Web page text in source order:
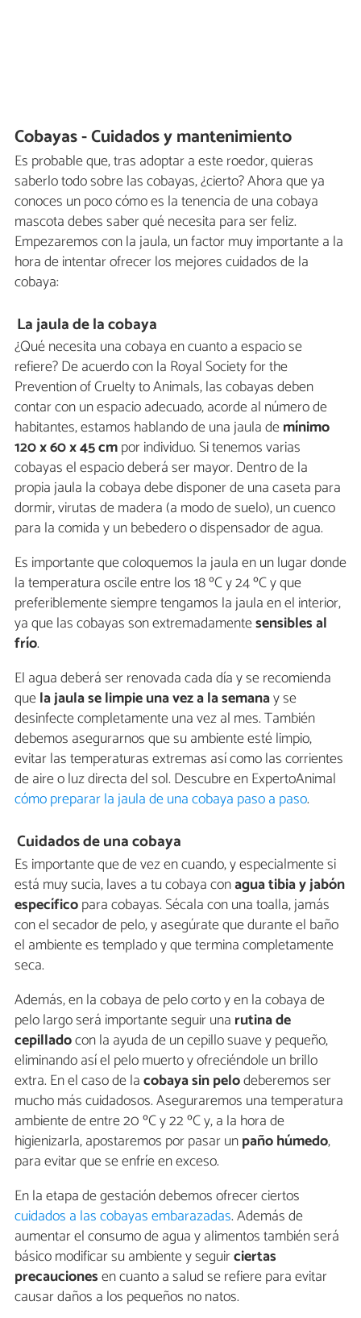
Cobayas - Cuidados y mantenimiento
Es probable que, tras adoptar a este roedor, quieras
saberlo todo sobre las cobayas, ¿cierto? Ahora que ya
conoces un poco cómo es la tenencia de una cobaya
mascota debes saber qué necesita para ser feliz.
Empezaremos con la jaula, un factor muy importante a la
hora de intentar ofrecer los mejores cuidados de la
cobaya:
La jaula de la cobaya
¿Qué necesita una cobaya en cuanto a espacio se
refiere? De acuerdo con la Royal Society for the
Prevention of Cruelty to Animals, las cobayas deben
contar con un espacio adecuado, acorde al número de
habitantes, estamos hablando de una jaula demínimo
120 x 60 x 45 cmpor individuo. Si tenemos varias
cobayas el espacio deberá ser mayor. Dentro de la
propia jaula la cobaya debe disponer de una caseta para
dormir, virutas de madera (a modo de suelo), un cuenco
para la comida y un bebedero o dispensador de agua.
Es importante que coloquemos la jaula en un lugar donde
la temperatura oscile entre los 18 ºC y 24 ºC y que
preferiblemente siempre tengamos la jaula en el interior,
ya que las cobayas son extremadamentesensibles al
frío.
El agua deberá ser renovada cada día y se recomienda
quela jaula se limpie una vez a la semanay se
desinfecte completamente una vez al mes. También
debemos asegurarnos que su ambiente esté limpio,
evitar las temperaturas extremas así como las corrientes
de aire o luz directa del sol. Descubre en ExpertoAnimal
cómo preparar la jaula de una cobaya paso a paso.
Cuidados de una cobaya
Es importante que de vez en cuando, y especialmente si
está muy sucia, laves a tu cobaya conagua tibia y jabón
específicopara cobayas. Sécala con una toalla, jamás
con el secador de pelo, y asegúrate que durante el baño
el ambiente es templado y que termina completamente
seca.
Además, en la cobaya de pelo corto y en la cobaya de
pelo largo será importante seguir una rutina de
cepilladocon la ayuda de un cepillo suave y pequeño,
eliminando así el pelo muerto y ofreciéndole un brillo
extra. En el caso de lacobaya sin pelodeberemos ser
mucho más cuidadosos. Aseguraremos una temperatura
ambiente de entre 20 ºC y 22 ºC y, a la hora de
higienizarla, apostaremos por pasar unpaño húmedo,
para evitar que se enfríe en exceso.
En la etapa de gestación debemos ofrecer ciertos
cuidados a las cobayas embarazadas. Además de
aumentar el consumo de agua y alimentos también será
básico modificar su ambiente y seguirciertas
precaucionesen cuanto a salud se refiere para evitar
causar daños a los pequeños no natos.